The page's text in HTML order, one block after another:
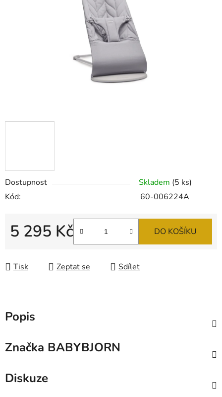
Dostupnost Skladem (5 ks)
Kód:
60-006224A
5 295 Kč DO KOŠÍKU
Tisk Zeptat se Sdílet
Popis
Značka BABYBJORN
Diskuze